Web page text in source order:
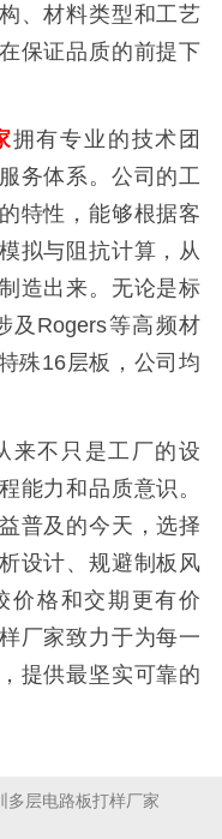
、材料类型和工艺
保证品质的前提下
拥有专业的技术团
务体系。公司的工
特性，能够根据客
拟与阻抗计算，从
造出来。无论是标
及Rogers等高频材
殊16层板，公司均
来不只是工厂的设
能力和品质意识。
普及的今天，选择
设计、规避制板风
价格和交期更有价
厂家致力于为每一
提供最坚实可靠的
多层电路板打样厂家